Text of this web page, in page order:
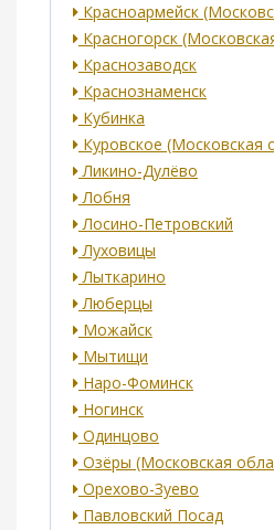
Красноармейск
Красногорск
Краснозаводск
Краснознаменск
Кубинка
Куровское (Московская
Ликино-Дулёво
Лобня
Лосино-Петровский
Луховицы
Лыткарино
Люберцы
Можайск
Мытищи
Наро-Фоминск
Ногинск
Одинцово
Озёры (Московская
Орехово-Зуево
Павловский Посад